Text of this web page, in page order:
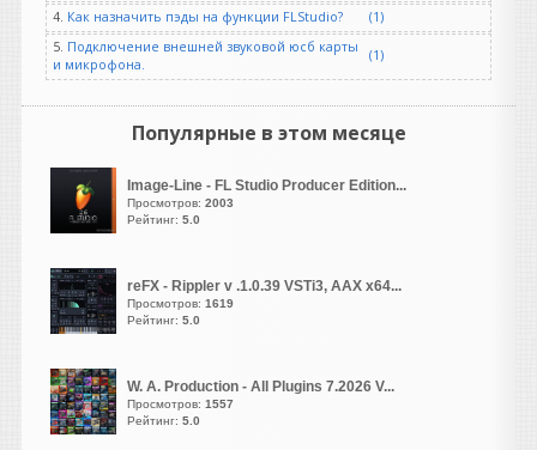
Плохому танцору только
яйца мешают..
Hearing
Цитата
искажения
Не дай себя обмануть
guter
написал 08.08.2026 в
https://vsthouse.ru/load....0-
10359есть же репак версия
4. Как назначить пэды на функции FLStudio?
(1)
5. Подключение внешней звуковой юсб карты
и микрофона.
(1)
Популярные в этом месяце
Image-Line - FL Studio Producer Edition...
Просмотров: 2003
Рейтинг: 5.0
reFX - Rippler v .1.0.39 VSTi3, AAX x64...
Просмотров: 1619
Рейтинг: 5.0
W. A. Production - All Plugins 7.2026 V...
Просмотров: 1557
Рейтинг: 5.0